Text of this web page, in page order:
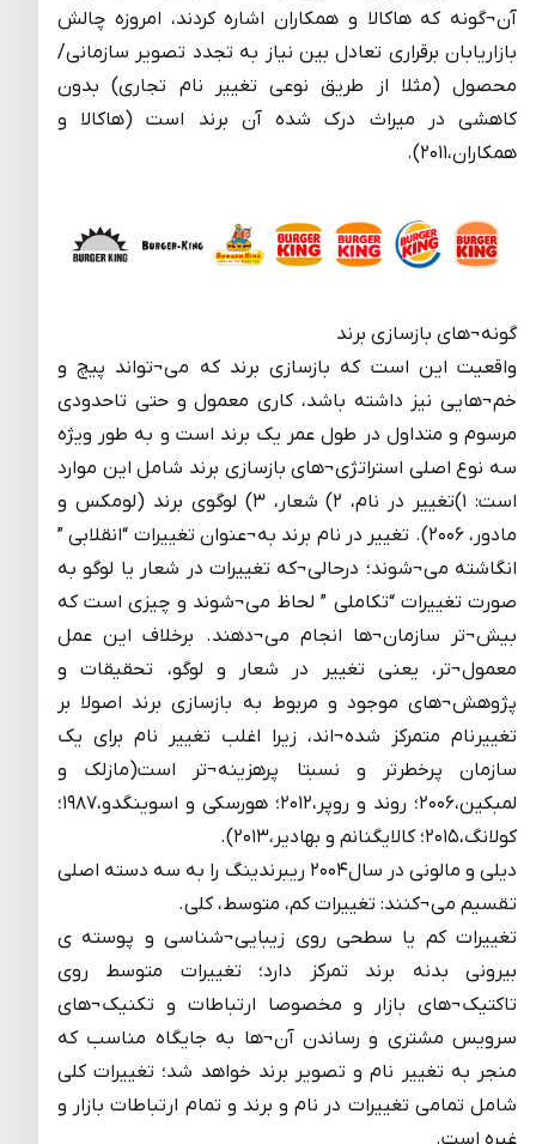
آن¬گونه که هاکالا و همکاران اشاره کردند، امروزه چالش
بازاریابان برقراری تعادل بین نیاز به تجدد تصویر سازمانی/
محصول (مثلا از طریق نوعی تغییر نام تجاری) بدون
کاهشی در میراث درک شده آن برند است (هاکالا و
همکاران،۲۰۱۱).
گونه¬های بازسازی برند
واقعیت این است که بازسازی برند که می¬تواند پیچ و
خم¬هایی نیز داشته باشد، کاری معمول و حتی تاحدودی
مرسوم و متداول در طول عمر یک برند است و به طور ویژه
سه نوع اصلی استراتژی¬های بازسازی برند شامل این موارد
است: ۱)تغییر در نام، ۲) شعار، ۳) لوگوی برند (لومکس و
مادور، ۲۰۰۶). تغییر در نام برند به¬عنوان تغییرات “انقلابی ”
انگاشته می¬شوند؛ درحالی¬که تغییرات در شعار یا لوگو به
صورت تغییرات “تکاملی ” لحاظ می¬شوند و چیزی است که
بیش¬تر سازمان¬ها انجام می¬دهند. برخلاف این عمل
معمول¬تر، یعنی تغییر در شعار و لوگو، تحقیقات و
پژوهش¬های موجود و مربوط به بازسازی برند اصولا بر
تغییرنام متمرکز شده¬اند، زیرا اغلب تغییر نام برای یک
سازمان پرخطرتر و نسبتا پرهزینه¬تر است(مازلک و
لمبکین،۲۰۰۶؛ روند و روپر،۲۰۱۲؛ هورسکی و اسوینگدو،۱۹۸۷؛
کولانگ،۲۰۱۵؛ کالایگنانم و بهادیر،۲۰۱۳).
دیلی و مالونی در سال۲۰۰۴ ریبرندینگ را به سه دسته اصلی
تقسیم می¬کنند: تغییرات کم، متوسط، کلی.
تغییرات کم یا سطحی روی زیبایی¬شناسی و پوسته ی
بیرونی بدنه برند تمرکز دارد؛ تغییرات متوسط روی
تاکتیک¬های بازار و مخصوصا ارتباطات و تکنیک¬های
سرویس مشتری و رساندن آن¬ها به جایگاه مناسب که
منجر به تغییر نام و تصویر برند خواهد شد؛ تغییرات کلی
شامل تمامی تغییرات در نام و برند و تمام ارتباطات بازار و